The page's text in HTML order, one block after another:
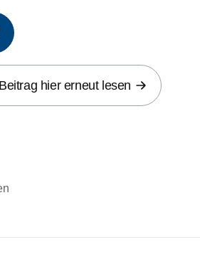
hier erneut lesen